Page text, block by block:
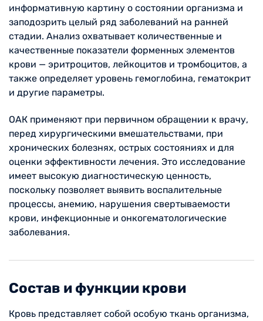
информативную картину о состоянии организма и
заподозрить целый ряд заболеваний на ранней
стадии. Анализ охватывает количественные и
качественные показатели форменных элементов
крови — эритроцитов, лейкоцитов и тромбоцитов, а
также определяет уровень гемоглобина, гематокрит
и другие параметры.
ОАК применяют при первичном обращении к врачу,
перед хирургическими вмешательствами, при
хронических болезнях, острых состояниях и для
оценки эффективности лечения. Это исследование
имеет высокую диагностическую ценность,
поскольку позволяет выявить воспалительные
процессы, анемию, нарушения свертываемости
крови, инфекционные и онкогематологические
заболевания.
Состав и функции крови
Кровь представляет собой особую ткань организма,